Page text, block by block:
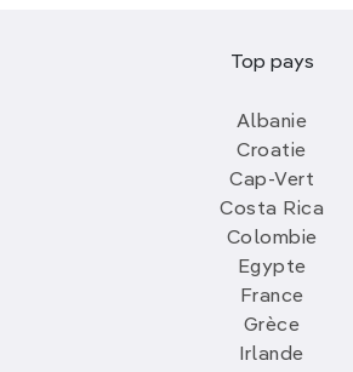
Top pays
Albanie
Croatie
Cap-Vert
Costa Rica
Colombie
Egypte
France
Grèce
Irlande